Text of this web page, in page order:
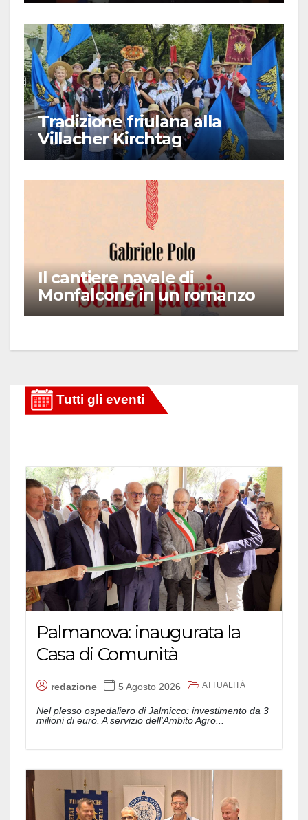
Tradizione friulana alla
Villacher Kirchtag
Il cantiere navale di
Monfalcone in un romanzo
Palmanova: inaugurata la
Casa di Comunità
redazione 5 Agosto 2026 ATTUALITÀ
Nel plesso ospedaliero di Jalmicco: investimento da 3
milioni di euro. A servizio dell'Ambito Agro...